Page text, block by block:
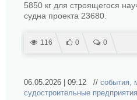
5850 кг для строящегося
судна проекта 23680.
116 0 0
06.05.2026 | 09:12 // события,
судостроительные предприятия